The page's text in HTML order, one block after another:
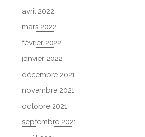
avril 2022
mars 2022
février 2022
janvier 2022
décembre 2021
novembre 2021
octobre 2021
septembre 2021